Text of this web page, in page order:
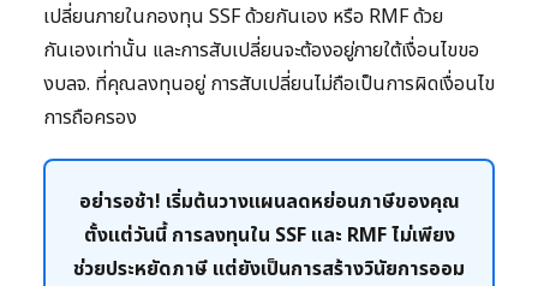
เปลี่ยนภายในกองทุน SSF ด้วยกันเอง หรือ RMF ด้วย
กันเองเท่านั้น และการสับเปลี่ยนจะต้องอยู่ภายใต้เงื่อนไขขอ
งบลจ. ที่คุณลงทุนอยู่ การสับเปลี่ยนไม่ถือเป็นการผิดเงื่อนไข
การถือครอง
อย่ารอช้า! เริ่มต้นวางแผนลดหย่อนภาษีของคุณ
ตั้งแต่วันนี้ การลงทุนใน SSF และ RMF ไม่เพียง
ช่วยประหยัดภาษี แต่ยังเป็นการสร้างวินัยการออม